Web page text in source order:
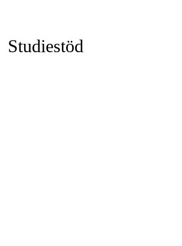
Studiestöd